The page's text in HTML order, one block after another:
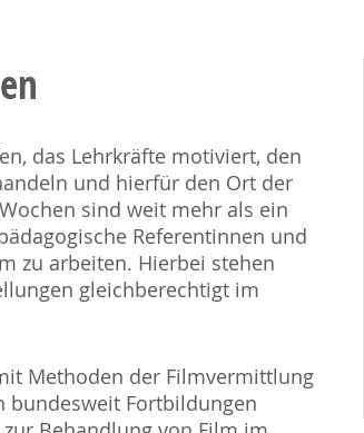
das Lehrkräfte motiviert, den
und hierfür den Ort der
sind weit mehr als ein
Referentinnen und
zu arbeiten. Hierbei stehen
gleichberechtigt im
Methoden der Filmvermittlung
bundesweit Fortbildungen